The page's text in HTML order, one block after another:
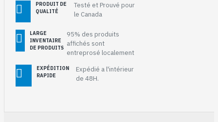
PRODUIT DE
QUALITÉ
Testé et Prouvé pour
le Canada
LARGE
INVENTAIRE
DE PRODUITS
95% des produits
affichés sont
entreprosé localement
EXPÉDITION
RAPIDE
Expédié a l'intérieur
de 48H.